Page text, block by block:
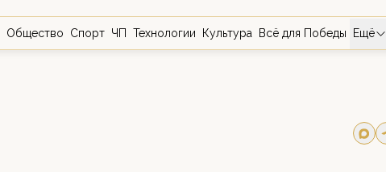
Общество Спорт ЧП Технологии Культура Всё для Победы Ещё